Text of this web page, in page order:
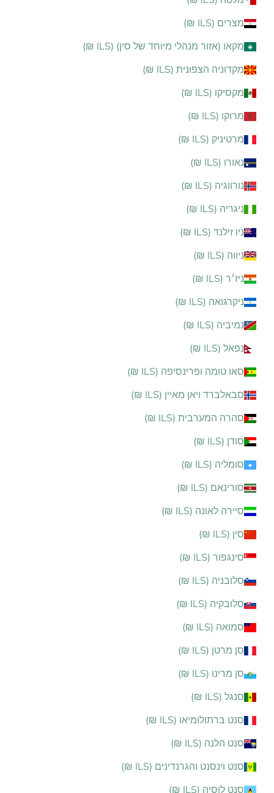
מצרים (ILS ₪)
מקאו (אזור מנהלי מיוחד של סין) (ILS ₪)
מקדוניה הצפונית (ILS ₪)
מקסיקו (ILS ₪)
מרוקו (ILS ₪)
מרטיניק (ILS ₪)
נאורו (ILS ₪)
נורווגיה (ILS ₪)
ניגריה (ILS ₪)
ניו זילנד (ILS ₪)
ניווה (ILS ₪)
ניז׳ר (ILS ₪)
ניקרגואה (ILS ₪)
נמיביה (ILS ₪)
נפאל (ILS ₪)
סאו טומה ופרינסיפה (ILS ₪)
סבאלברד ויאן מאיין (ILS ₪)
סהרה המערבית (ILS ₪)
סודן (ILS ₪)
סומליה (ILS ₪)
סורינאם (ILS ₪)
סיירה לאונה (ILS ₪)
סין (ILS ₪)
סינגפור (ILS ₪)
סלובניה (ILS ₪)
סלובקיה (ILS ₪)
סמואה (ILS ₪)
סן מרטן (ILS ₪)
סן מרינו (ILS ₪)
סנגל (ILS ₪)
סנט ברתולומיאו (ILS ₪)
סנט הלנה (ILS ₪)
סנט וינסנט והגרנדינים (ILS ₪)
סנט לוסיה (ILS ₪)